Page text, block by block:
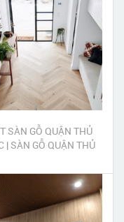
SÀN GỖ QUẬN THỦ
| SÀN GỖ QUẬN THỦ